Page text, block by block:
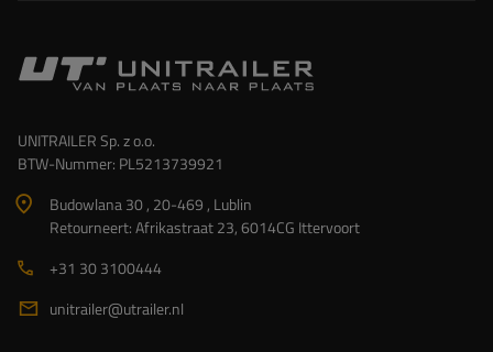
UNITRAILER Sp. z o.o.
BTW-Nummer: PL5213739921
Budowlana 30 , 20-469 , Lublin
Retourneert: Afrikastraat 23, 6014CG Ittervoort
+31 30 3100444
unitrailer@utrailer.nl